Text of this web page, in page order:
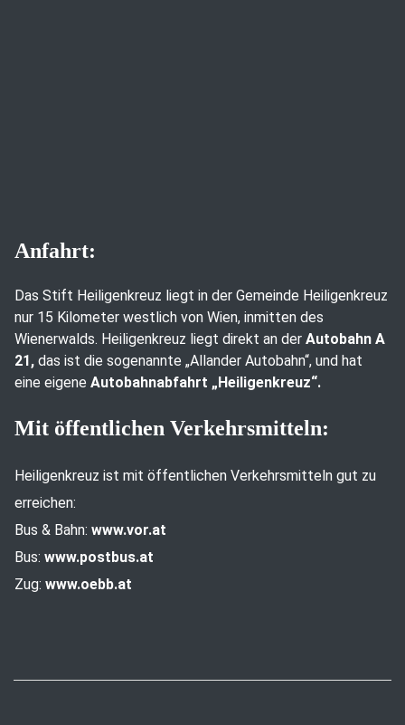
Anfahrt:
Das Stift Heiligenkreuz liegt in der Gemeinde Heiligenkreuz
nur 15 Kilometer westlich von Wien, inmitten des
Wienerwalds. Heiligenkreuz liegt direkt an der Autobahn A
21, das ist die sogenannte „Allander Autobahn“, und hat
eine eigene Autobahnabfahrt „Heiligenkreuz“.
Mit öffentlichen Verkehrsmitteln:
Heiligenkreuz ist mit öffentlichen Verkehrsmitteln gut zu
erreichen:
Bus & Bahn: www.vor.at
Bus: www.postbus.at
Zug: www.oebb.at